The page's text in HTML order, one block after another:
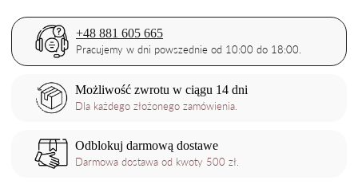
+48 881 605 665
Pracujemy w dni powszednie od 10:00 do 18:00.
Możliwość zwrotu w ciągu 14 dni
Dla każdego złożonego zamówienia.
Odblokuj darmową dostawe
Darmowa dostawa od kwoty 500 zł.